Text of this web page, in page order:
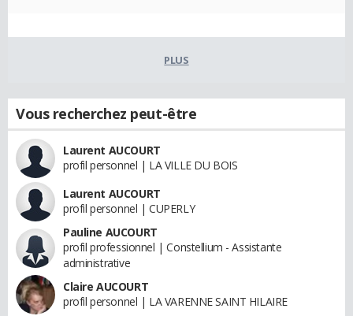
PLUS
Vous recherchez peut-être
Laurent AUCOURT
profil personnel | LA VILLE DU BOIS
Laurent AUCOURT
profil personnel | CUPERLY
Pauline AUCOURT
profil professionnel | Constellium - Assistante
administrative
Claire AUCOURT
profil personnel | LA VARENNE SAINT HILAIRE